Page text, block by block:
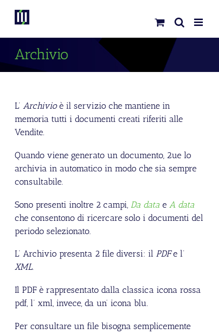
content
Archivio
L’ Archivioè il servizio che mantiene in
memoria tutti i documenti creati riferiti alle
Vendite.
Quando viene generato un documento, 2ue lo
archivia in automatico in modo che sia sempre
consultabile.
Sono presenti inoltre 2 campi, Da data e A data
che consentono di ricercare solo i documenti del
periodo selezionato.
L’ Archivio presenta 2 file diversi: il PDFe l’
XML.
Il PDF è rappresentato dalla classica icona rossa
pdf, l’ xml, invece, da un’ icona blu.
Per consultare un file bisogna semplicemente